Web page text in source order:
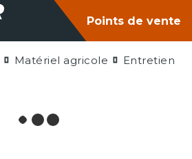
Points de vente
Matériel agricole Entretien